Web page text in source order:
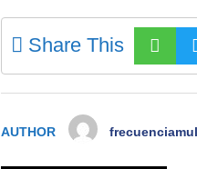
Share This
AUTHOR